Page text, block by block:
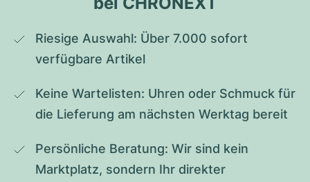
Riesige Auswahl: Über 7.000 sofort
verfügbare Artikel
Keine Wartelisten: Uhren oder Schmuck für
die Lieferung am nächsten Werktag bereit
Persönliche Beratung: Wir sind kein
Marktplatz, sondern Ihr direkter